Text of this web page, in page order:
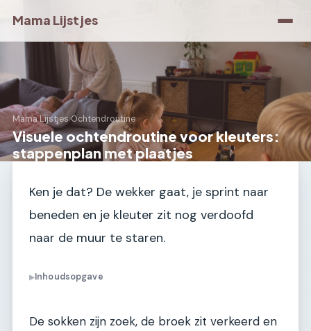
Mama Lijstjes
Mama Lijstjes›Ochtendroutine
Visuele ochtendroutine voor kleuters:
stappenplan met plaatjes
Ken je dat? De wekker gaat, je sprint naar
beneden en je kleuter zit nog verdoofd
naar de muur te staren.
▶Inhoudsopgave
De sokken zijn zoek, de broek zit verkeerd en